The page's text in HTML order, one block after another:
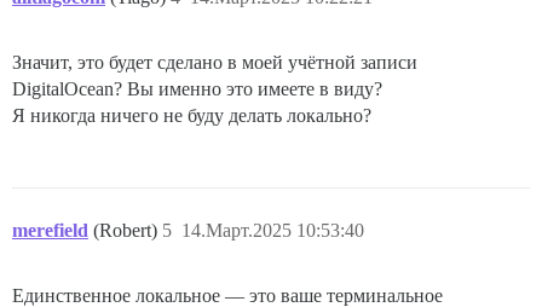
Значит, это будет сделано в моей учётной записи
DigitalOcean? Вы именно это имеете в виду?
Я никогда ничего не буду делать локально?
merefield (Robert) 14.Март.2025 10:53:40
5
Единственное локальное — это ваше терминальное